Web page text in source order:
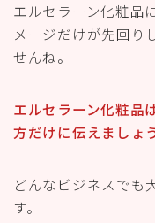
エルセラーン化粧品
メージだけが先回り
せんね。
エルセラーン化粧品
方だけに伝えましょ
どんなビジネスでも
す。